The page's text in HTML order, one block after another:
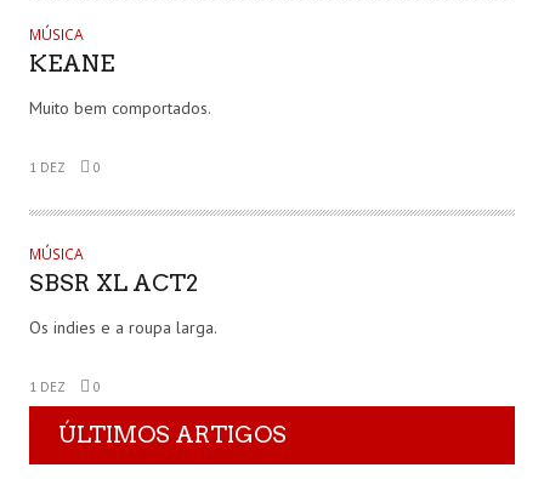
MÚSICA
KEANE
Muito bem comportados.
1 DEZ 0
MÚSICA
SBSR XL ACT2
Os indies e a roupa larga.
1 DEZ 0
ÚLTIMOS ARTIGOS